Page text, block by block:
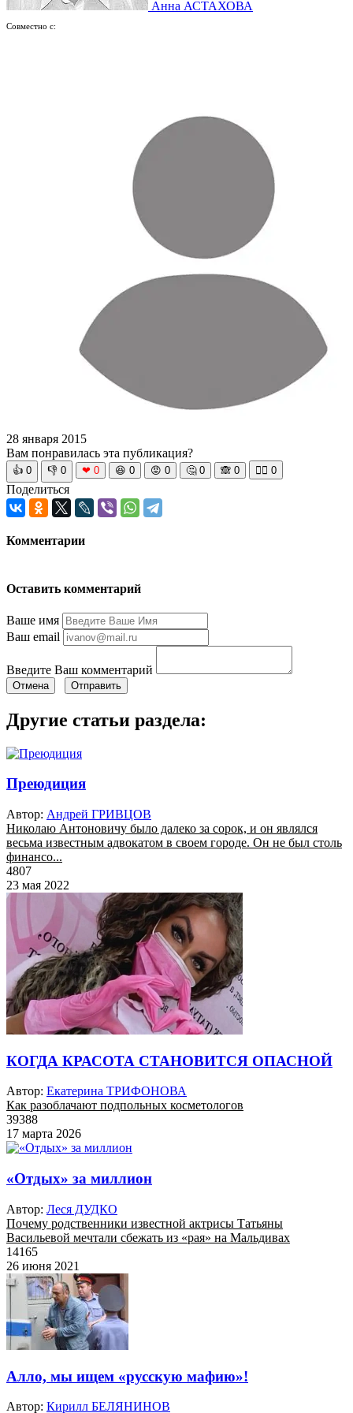
Анна АСТАХОВА
Совместно с:
28 января 2015
Вам понравилась эта публикация?
👍 0 👎 0 ❤ 0 😆 0 😡 0 🤔 0 🙈 0 🧘‍♀️ 0
Поделиться
Комментарии
Оставить комментарий
Ваше имя
Ваш email
Введите Ваш комментарий
Отмена Отправить
Другие статьи раздела:
Преюдиция
Автор: Андрей ГРИВЦОВ
Николаю Антоновичу было далеко за сорок, и он являлся
весьма известным адвокатом в своем городе. Он не был столь
финансо...
4807
23 мая 2022
КОГДА КРАСОТА СТАНОВИТСЯ ОПАСНОЙ
Автор: Екатерина ТРИФОНОВА
Как разоблачают подпольных косметологов
39388
17 марта 2026
«Отдых» за миллион
Автор: Леся ДУДКО
Почему родственники известной актрисы Татьяны
Васильевой мечтали сбежать из «рая» на Мальдивах
14165
26 июня 2021
Алло, мы ищем «русскую мафию»!
Автор: Кирилл БЕЛЯНИНОВ